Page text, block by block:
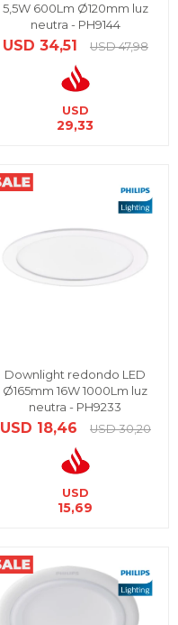
5,5W 600Lm Ø120mm luz
neutra - PH9144
USD 34,51 USD 47,98
USD
29,33
Downlight redondo LED
Ø165mm 16W 1000Lm luz
neutra - PH9233
USD 18,46 USD 30,20
USD
15,69